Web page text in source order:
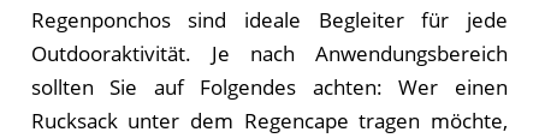
Regenponchos sind ideale Begleiter für jede
Outdooraktivität. Je nach Anwendungsbereich
sollten Sie auf Folgendes achten: Wer einen
Rucksack unter dem Regencape tragen möchte,